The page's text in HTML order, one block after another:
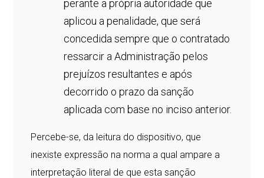
perante a própria autoridade que
aplicou a penalidade, que será
concedida sempre que o contratado
ressarcir a Administração pelos
prejuízos resultantes e após
decorrido o prazo da sanção
aplicada com base no inciso anterior.
Percebe-se, da leitura do dispositivo, que
inexiste expressão na norma a qual ampare a
interpretação literal de que esta sanção